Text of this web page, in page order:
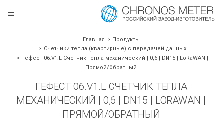
=
Главная
Продукты
Счетчики тепла (квартирные) с передачей данных
Гефест 06.V1.L Счетчик тепла механический | 0,6 | DN15 | LoRaWAN |
Прямой/Обратный
ГЕФЕСТ 06.V1.L СЧЕТЧИК ТЕПЛА
МЕХАНИЧЕСКИЙ | 0,6 | DN15 | LORAWAN |
ПРЯМОЙ/ОБРАТНЫЙ